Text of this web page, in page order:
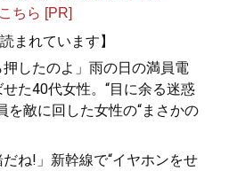
ちら [PR]
まれています】
したのよ」雨の日の満員電
た40代女性。“目に余る迷惑
を敵に回した女性の“まさかの
ね!」新幹線で“イヤホンをせ